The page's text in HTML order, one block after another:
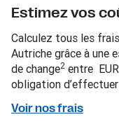
Estimez vos
Calculez tous les
Autriche grâce à une
de change2 entre
obligation
Voir nos frais